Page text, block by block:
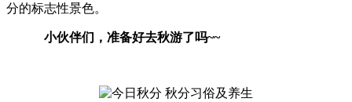
分的标志性景色。
小伙伴们，准备好去秋游了吗~~